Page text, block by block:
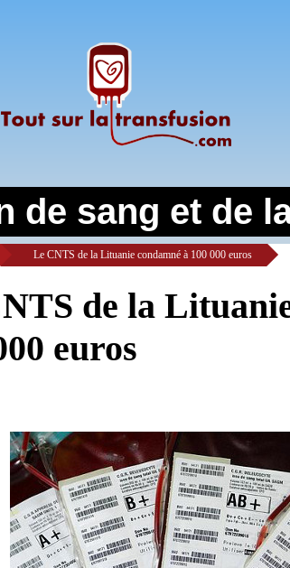
de sang et de
Le CNTS de la Lituanie condamné à 100 000 euros
de la
euros